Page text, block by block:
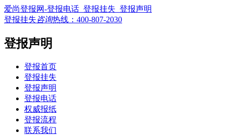
爱尚登报网-登报电话_登报挂失_登报声明
登报挂失咨询热线： 400-807-2030
登报声明
登报首页
登报挂失
登报声明
登报电话
权威报纸
登报流程
联系我们